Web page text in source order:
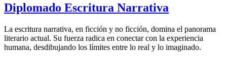
Diplomado Escritura Narrativa
La escritura narrativa, en ficción y no ficción, domina el panorama
literario actual. Su fuerza radica en conectar con la experiencia
humana, desdibujando los límites entre lo real y lo imaginado.